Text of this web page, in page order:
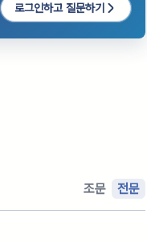
로그인하고 질문하기
조문 전문